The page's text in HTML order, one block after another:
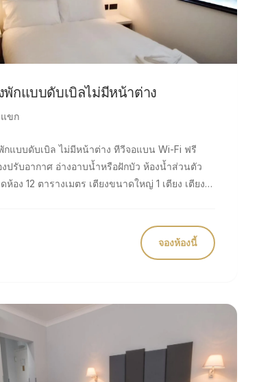
พักแบบดับเบิลไม่มีหน้าต่าง
ขก
บบดับเบิล ไม่มีหน้าต่าง ทีวีจอแบน Wi-Fi ฟรี
ศ อ่างอาบน้ำหรือฝักบัว ห้องน้ำส่วนตัว
ตารางเมตร เตียงขนาดใหญ่ 1 เตียง เตียง
จองห้องนี้